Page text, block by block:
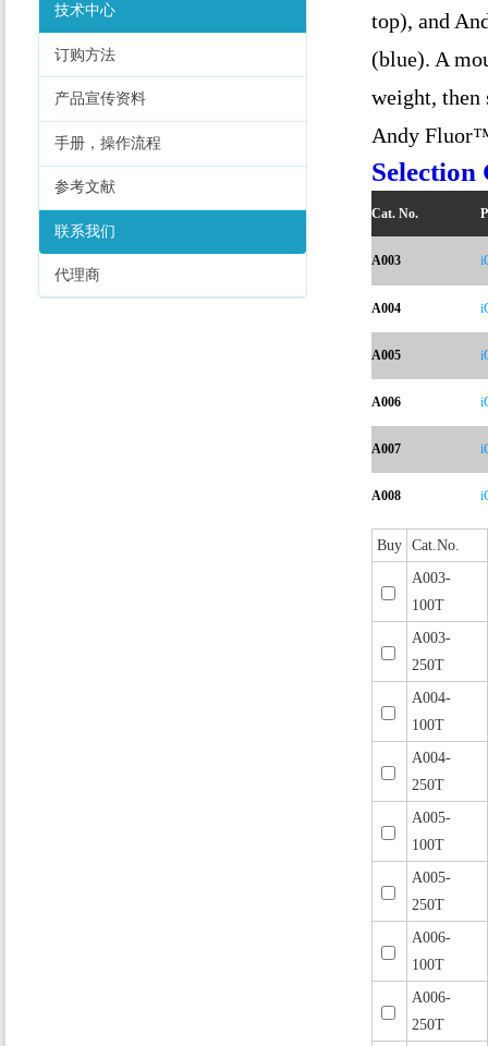
技术中心
订购方法
产品宣传资料
手册，操作流程
参考文献
联系我们
代理商
top), and
(blue). A
weight, then
Andy
Cat. No.
A003
A004
A005
A006
A007
A008
Buy
Cat.No.
A003-
100T
A003-
250T
A004-
100T
A004-
250T
A005-
100T
A005-
250T
A006-
100T
A006-
250T